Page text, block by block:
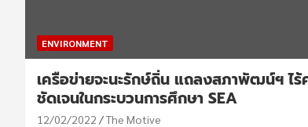
ENVIRONMENT
เครือข่ายจะนะรักษ์ถิ่น แถลงสภาพัฒน์ฯ ไร้
ชัดเจนในกระบวนการศึกษา SEA
12/02/2022 The Motive